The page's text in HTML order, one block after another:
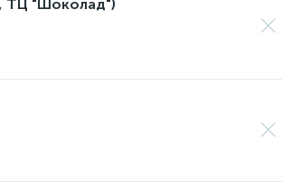
ТЦ "Шоколад")